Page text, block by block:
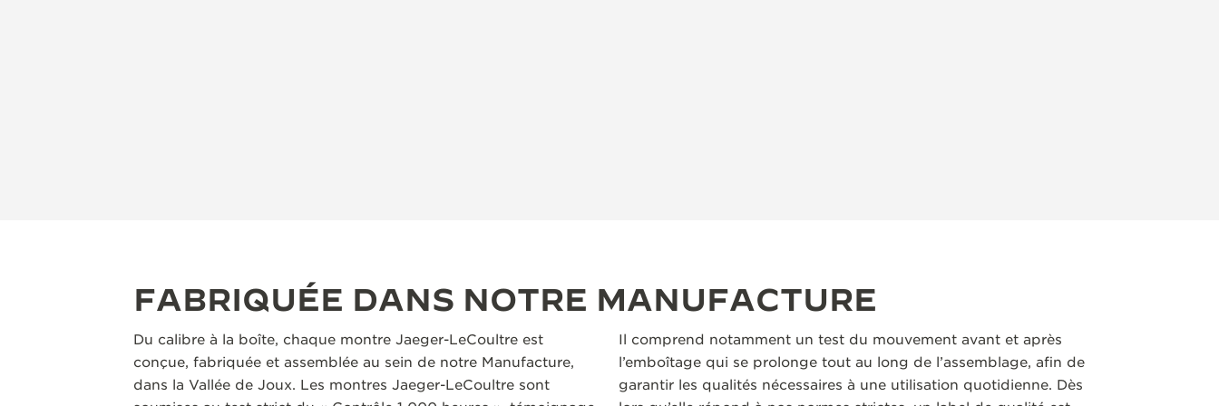
FABRIQUÉE DANS NOTRE MANUFACTURE
Du calibre à la boîte, chaque montre Jaeger-LeCoultre est
conçue, fabriquée et assemblée au sein de notre Manufacture,
dans la Vallée de Joux. Les montres Jaeger-LeCoultre sont
Il comprend notamment un test du mouvement avant et après
l’emboîtage qui se prolonge tout au long de l’assemblage, afin de
garantir les qualités nécessaires à une utilisation quotidienne. Dès